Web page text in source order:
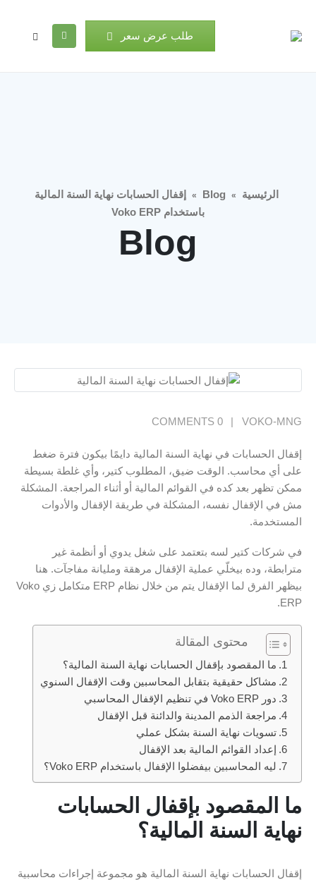
طلب عرض سعر
الرئيسية »
Blog
»
إقفال الحسابات نهاية السنة المالية
باستخدام Voko ERP
Blog
VOKO-MNG
0 COMMENTS
إقفال الحسابات في نهاية السنة المالية دايمًا بيكون فترة ضغط
على أي محاسب. الوقت ضيق، المطلوب كتير، وأي غلطة بسيطة
ممكن تظهر بعد كده في القوائم المالية أو أثناء المراجعة. المشكلة
مش في الإقفال نفسه، المشكلة في طريقة الإقفال والأدوات
المستخدمة.
في شركات كتير لسه بتعتمد على شغل يدوي أو أنظمة غير
مترابطة، وده بيخلّي عملية الإقفال مرهقة ومليانة مفاجآت. هنا
بيظهر الفرق لما الإقفال يتم من خلال نظام ERP متكامل زي Voko
ERP.
محتوى المقالة
ما المقصود بإقفال الحسابات نهاية السنة المالية؟
مشاكل حقيقية بتقابل المحاسبين وقت الإقفال السنوي
دور Voko ERP في تنظيم الإقفال المحاسبي
مراجعة الذمم المدينة والدائنة قبل الإقفال
تسويات نهاية السنة بشكل عملي
إعداد القوائم المالية بعد الإقفال
ليه المحاسبين بيفضلوا الإقفال باستخدام Voko ERP؟
ما المقصود بإقفال الحسابات
نهاية السنة المالية؟
إقفال الحسابات نهاية السنة المالية هو مجموعة إجراءات محاسبية